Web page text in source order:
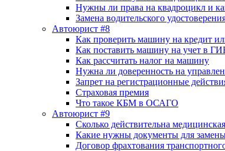
Нужны ли права на квадроцикл и
Замена водительского
Автоюрист #8
Как проверить машину на кредит
Как поставить машину на учет в
Как рассчитать налог на машину
Нужна ли доверенность на
Запрет на регистрационные
Страховая премия
Что такое КБМ в ОСАГО
Автоюрист #9
Сколько действительна
Какие нужны документы для замены
Договор фрахтования